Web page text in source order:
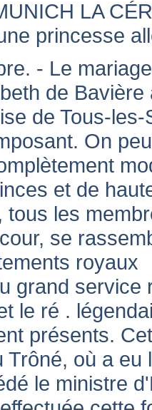
LA
princesse
- Le
de
de Tous-
On
et de
tous les
se
royaux
grand
le ré .
présents.
Trôné, où a
le ministre